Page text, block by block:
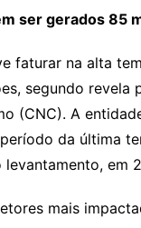
ser gerados 85
faturar na alta
segundo
(CNC). A
da última
em
mais